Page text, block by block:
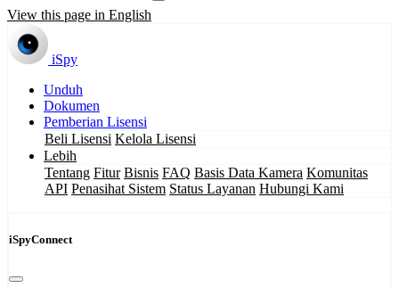
View this page in English
iSpy
Unduh
Dokumen
Pemberian Lisensi
Beli Lisensi Kelola Lisensi
Lebih
Tentang Fitur Bisnis FAQ Basis Data Kamera Komunitas
API Penasihat Sistem Status Layanan Hubungi Kami
iSpyConnect